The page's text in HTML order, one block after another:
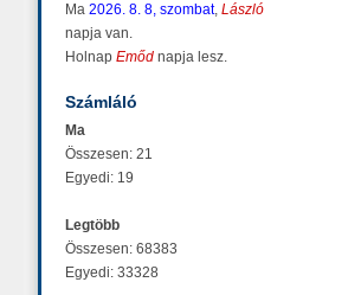
Ma 2026. 8. 8, szombat, László
napja van.
Holnap Emőd napja lesz.
Számláló
Ma
Összesen: 21
Egyedi: 19
Legtöbb
Összesen: 68383
Egyedi: 33328